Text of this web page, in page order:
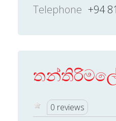
Telephone +94
0 reviews